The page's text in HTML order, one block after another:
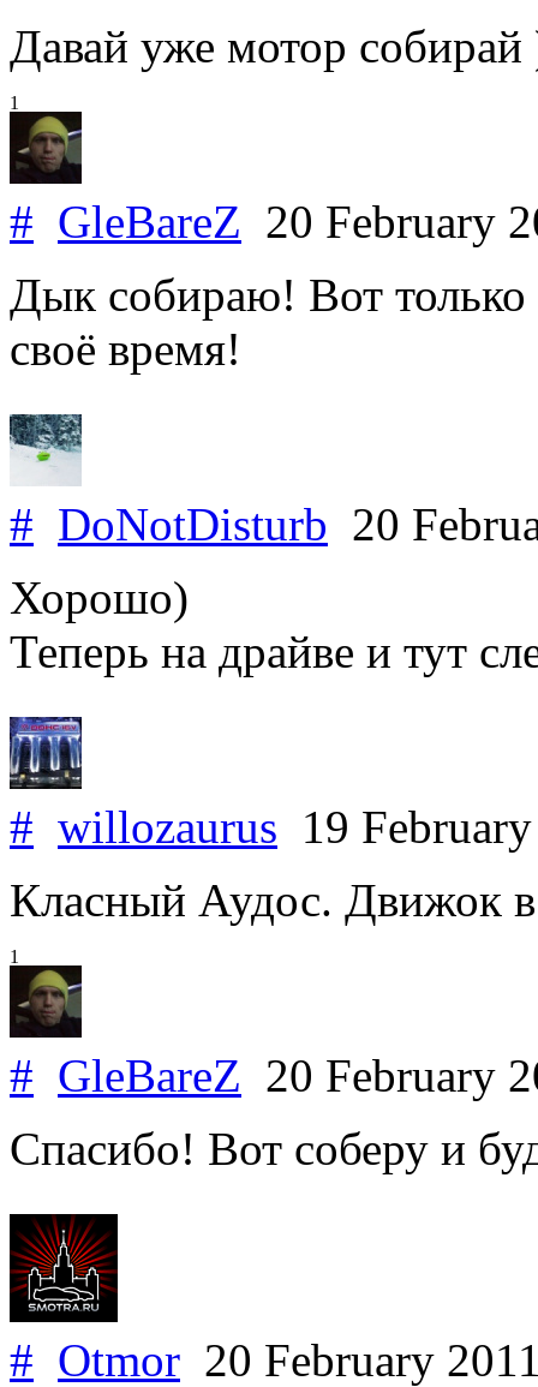
Давай уже мотор собирай
1
# GleBareZ 20 February
Дык собираю! Вот только
своё время!
# DoNotDisturb 20
Хорошо)
Теперь на драйве и тут
# willozaurus 19
Класный Аудос. Движок
1
# GleBareZ 20 February
Спасибо! Вот соберу и
# Otmor 20 February